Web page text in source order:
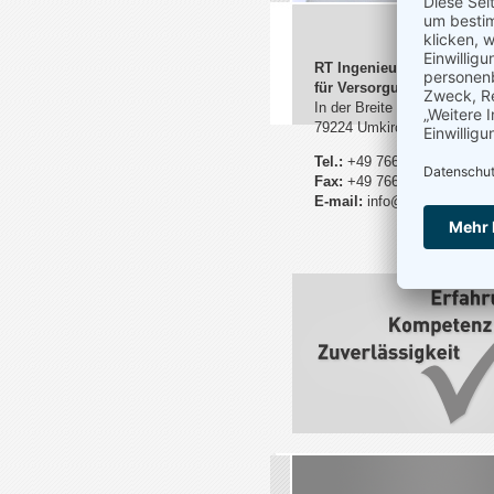
RT Ingenieurgesellschaft
für Versorgungstechnik
In der Breite 87
79224 Umkirch
Tel.: +49 7665 - 9720 20
Fax: +49 7665 - 9720 22
E-mail: info@rt-planung.de